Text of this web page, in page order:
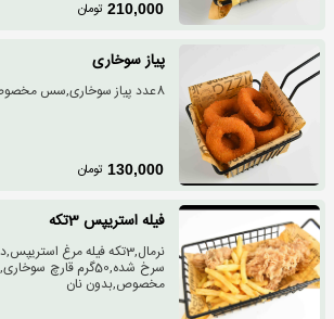
210,000 تومان
پیاز سوخاری
8عدد پیاز سوخاری,سس مخصوص
130,000 تومان
فیله استریپس 3تکه
مخصوص,بدون نان